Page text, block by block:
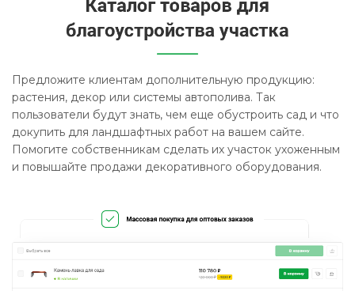
Предложите клиентам дополнительную продукцию:
растения, декор или системы автополива. Так
пользователи будут знать, чем еще обустроить сад и что
докупить для ландшафтных работ на вашем сайте.
Помогите собственникам сделать их участок ухоженным
и повышайте продажи декоративного оборудования.